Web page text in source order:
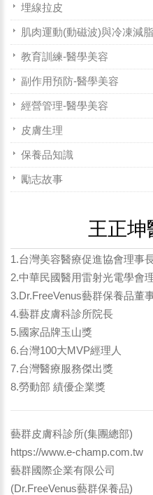
埋線拉皮
肌肉運動(動磁波)與冷凍減脂
教育訓練-醫學美容
副作用預防-醫學美容
經營管理-醫學美容
皮膚生理
保養品知識
勵志故事
王正坤
1.台灣美容醫療促進協會理事
2.中華民國醫用雷射光電學會
3.Dr.FreeVenus藝群保養品董
4.藝群皮膚科診所院長
5.國家品牌玉山獎
6.台灣100大MVP經理人
7.台灣醫療服務傑出獎
8.勞動部 績優企業獎
藝群皮膚科診所(集團總部)
https://www.e-champ.com.tw
藝群國際企業有限公司
(Dr.FreeVenus藝群保養品)